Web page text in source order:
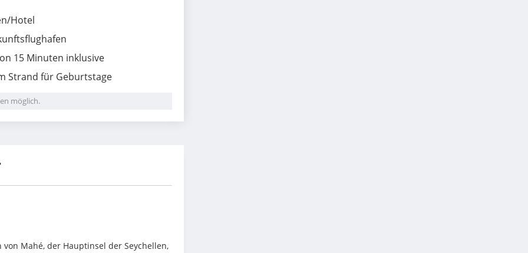
Hotel
15 Minuten inklusive
Strand für Geburtstage
möglich.
Mahé, der Hauptinsel der Seychellen,